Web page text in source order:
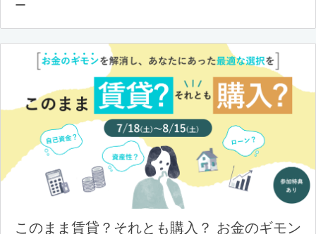
ー
このまま賃貸？それとも購入？ お金のギモン